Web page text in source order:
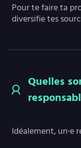
Pour te faire ta
diversifie tes
Quelles
Idéalement, un·e